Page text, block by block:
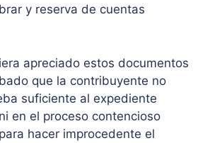
y reserva de cuentas
apreciado estos documentos
que la contribuyente no
suficiente al expediente
en el proceso contencioso
hacer improcedente el